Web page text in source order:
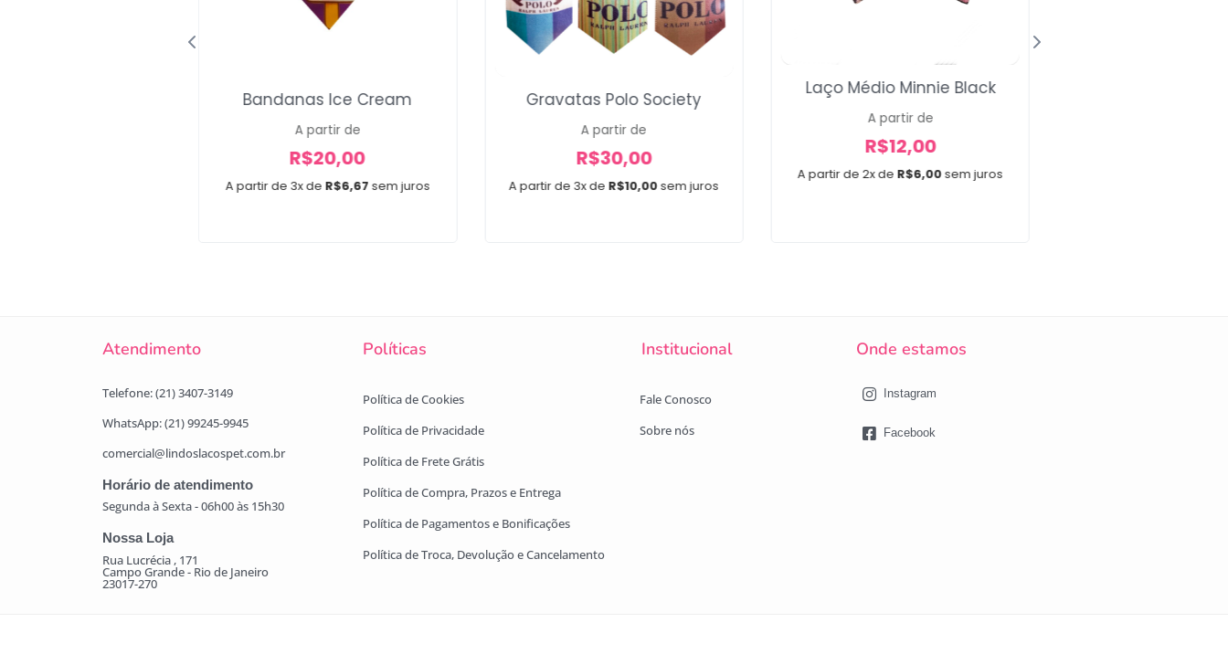
A partir de 3x de R$6,67 sem juros
Bandanas Ice Cream
A partir de
R$20,00
A partir de 3x de R$10,00sem juros
Gravatas Polo Society
A partir de
R$30,00
A partir de 2x de R$6,00sem juros
Laço Médio Minnie Black
A partir de
R$12,00
Atendimento Políticas Institucional Onde estamos
Telefone: (21) 3407-3149
WhatsApp: (21) 99245-9945
comercial@lindoslacospet.com.br
Horário de atendimento
Segunda à Sexta - 06h00 às 15h30
Nossa Loja
Rua Lucrécia , 171
Campo Grande - Rio de Janeiro
23017-270
Política de Cookies
Política de Privacidade
Política de Frete Grátis
Política de Compra, Prazos e Entrega
Política de Pagamentos e Bonificações
Política de Troca, Devolução e Cancelamento
Fale Conosco
Sobre nós
Instagram
Facebook